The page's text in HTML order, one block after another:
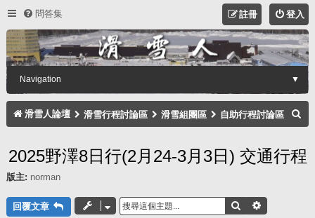
問答集 登入
註冊
Navigation ▼
滑雪人論壇 滑雪行程討論區 滑雪組團區 自助行程討論區
2025野澤8日行(2月24-3月3日) 交通行程
版主: norman
回覆文章 搜尋